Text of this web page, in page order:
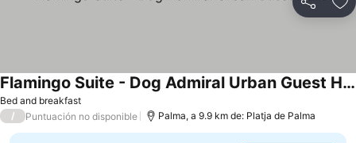
Compartir
Bed and breakfast
Flamingo Suite - Dog Admiral Urban Guest House
/ Puntuación no disponible Palma, a 9.9 km de: Platja de Palma